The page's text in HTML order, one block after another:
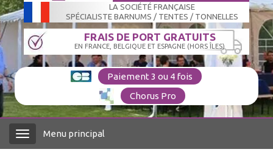
LA SOCIÉTÉ FRANÇAISE
SPÉCIALISTE BARNUMS / TENTES / TONNELLES
FRAIS DE PORT GRATUITS
EN FRANCE, BELGIQUE ET ESPAGNE (HORS ÎLES)
Paiement 3 ou 4 fois
Chorus Pro
Menu Menu principal